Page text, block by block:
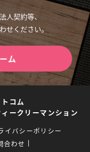
人契約等、
せください。
ム
コム
ークリーマンション
イバシーポリシー
合わせ